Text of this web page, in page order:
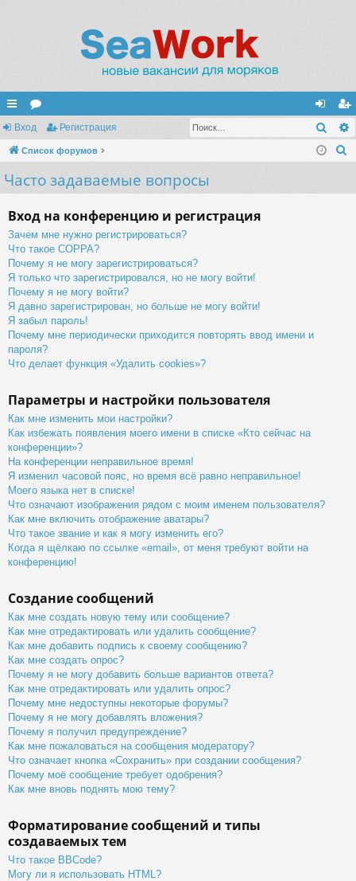
с
ы
лк
ор
ум
ы
хо
д
ег
ис
Вход Регистрация
Список форумов
Часто задаваемые вопросы
Вход на конференцию и регистрация
Зачем мне нужно регистрироваться?
Что такое COPPA?
Почему я не могу зарегистрироваться?
Я только что зарегистрировался, но не могу войти!
Почему я не могу войти?
Я давно зарегистрирован, но больше не могу войти!
Я забыл пароль!
Почему мне периодически приходится повторять ввод имени и
пароля?
Что делает функция «Удалить cookies»?
Параметры и настройки пользователя
Как мне изменить мои настройки?
Как избежать появления моего имени в списке «Кто сейчас на
конференции»?
На конференции неправильное время!
Я изменил часовой пояс, но время всё равно неправильное!
Моего языка нет в списке!
Что означают изображения рядом с моим именем пользователя?
Как мне включить отображение аватары?
Что такое звание и как я могу изменить его?
Когда я щёлкаю по ссылке «email», от меня требуют войти на
конференцию!
Создание сообщений
Как мне создать новую тему или сообщение?
Как мне отредактировать или удалить сообщение?
Как мне добавить подпись к своему сообщению?
Как мне создать опрос?
Почему я не могу добавить больше вариантов ответа?
Как мне отредактировать или удалить опрос?
Почему мне недоступны некоторые форумы?
Почему я не могу добавлять вложения?
Почему я получил предупреждение?
Как мне пожаловаться на сообщения модератору?
Что означает кнопка «Сохранить» при создании сообщения?
Почему моё сообщение требует одобрения?
Как мне вновь поднять мою тему?
Форматирование сообщений и типы
создаваемых тем
Что такое BBCode?
Могу ли я использовать HTML?